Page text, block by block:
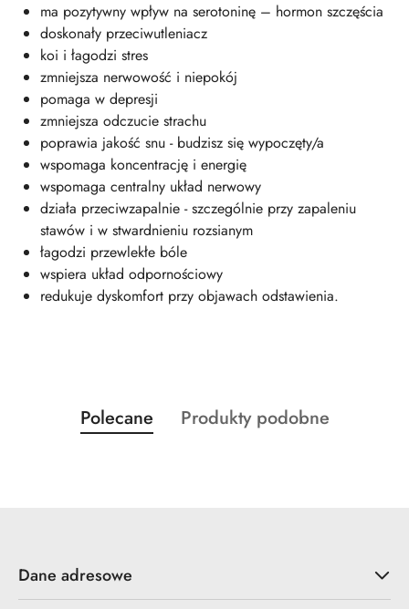
ma pozytywny wpływ na serotoninę – hormon szczęścia
doskonały przeciwutleniacz
koi i łagodzi stres
zmniejsza nerwowość i niepokój
pomaga w depresji
zmniejsza odczucie strachu
poprawia jakość snu - budzisz się wypoczęty/a
wspomaga koncentrację i energię
wspomaga centralny układ nerwowy
działa przeciwzapalnie - szczególnie przy zapaleniu
stawów i w stwardnieniu rozsianym
łagodzi przewlekłe bóle
wspiera układ odpornościowy
redukuje dyskomfort przy objawach odstawienia.
Pomiń karuzelę produktów
Produkty
o
Polecane
Produkty
Produkty podobne
Dane adresowe